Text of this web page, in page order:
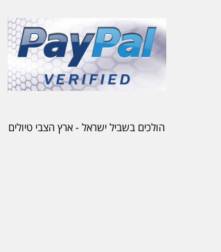
הולכים בשביל ישראל - ארץ הצבי טיולים